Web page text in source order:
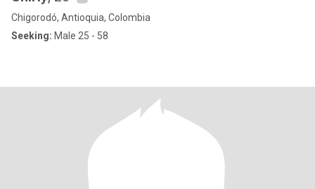
Chigorodó, Antioquia, Colombia
Seeking: Male 25 - 58